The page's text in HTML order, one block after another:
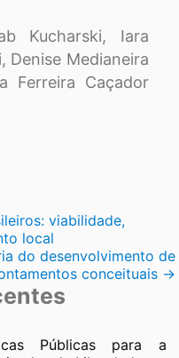
Kucharski, Iara
Denise Medianeira
Ferreira Caçador
viabilidade,
local
do desenvolvimento de
conceituais →
Públicas para a